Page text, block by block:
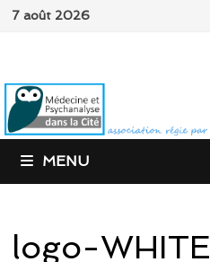
Passer
7 août 2026
MENU
logo-WHITE